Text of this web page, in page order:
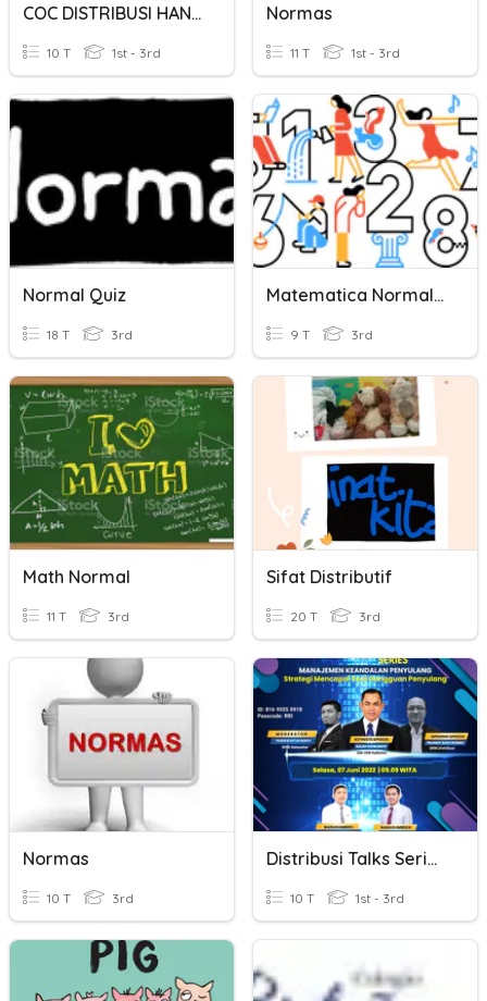
COC DISTRIBUSI HANDAL
10 T 1st - 3rd
Normas
11 T 1st - 3rd
Normal Quiz
18 T 3rd
Matematica Normal :)
9 T 3rd
Math Normal
11 T 3rd
Sifat Distributif
20 T 3rd
Normas
10 T 3rd
Distribusi Talks Series 1
10 T 1st - 3rd